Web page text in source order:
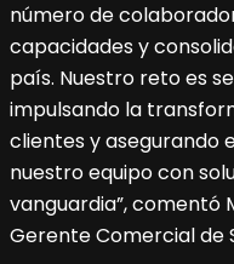
número de
capacidades y
país. Nuestro reto es
impulsando la
clientes y asegurando
nuestro equipo con
vanguardia”, comentó
Gerente Comercial de